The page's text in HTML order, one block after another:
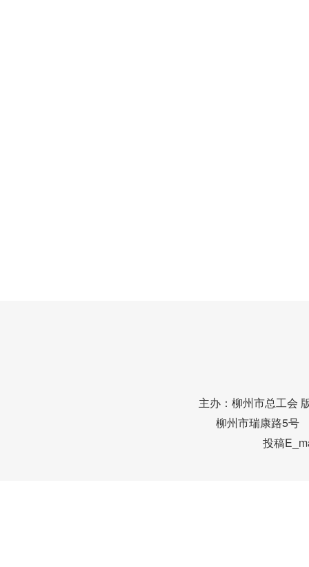
主办：柳州市总工会
柳州市瑞康路5
投稿